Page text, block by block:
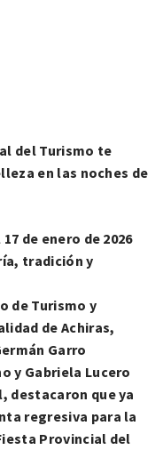
del Turismo te
en las noches de
de enero de 2026
tradición y
de Turismo y
de Achiras,
Garro
y Gabriela Lucero
destacaron que ya
regresiva para la
Provincial del